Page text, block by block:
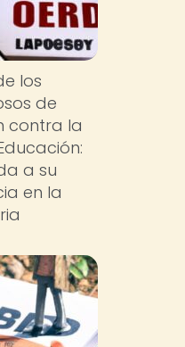
los
de
contra la
a su
en la